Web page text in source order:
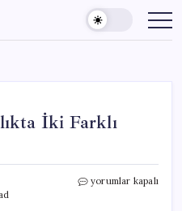
İki Farklı
Sadece
yorumlar kapalı